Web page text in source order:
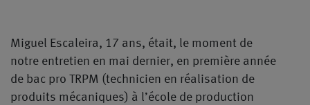
Miguel Escaleira, 17 ans, était, le moment de
notre entretien en mai dernier, en première année
de bac pro TRPM (technicien en réalisation de
produits mécaniques) à l’école de production